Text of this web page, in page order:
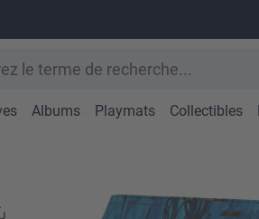
Albums Playmats Collectibles